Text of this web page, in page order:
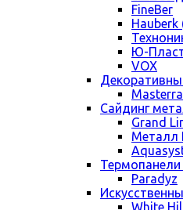
FineBer
Hauberk
Ю-
VOX
Masterra
Сайдинг
Grand
Металл
Термопанели
Paradyz
White